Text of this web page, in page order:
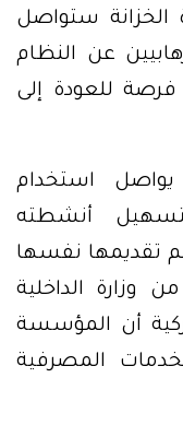
الخزانة ستواصل
عن النظام
فرصة للعودة إلى
يواصل استخدام
أنشطته
تقديمها نفسها
الداخلية
أن المؤسسة
المصرفية